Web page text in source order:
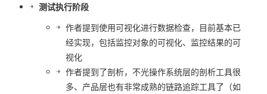
测试执行阶段
作者提到使用可视化进行数据检查，目前基本已
经实现，包括监控对象的可视化、监控结果的可
视化
作者提到了剖析，不光操作系统层的剖析工具很
多、产品层也有非常成熟的链路追踪工具了（如